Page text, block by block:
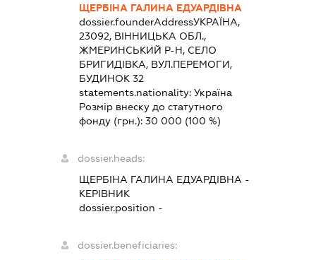
ЩЕРБІНА ГАЛИНА ЕДУАРДІВНА
dossier.founderAddressУКРАЇНА,
23092, ВІННИЦЬКА ОБЛ.,
ЖМЕРИНСЬКИЙ Р-Н, СЕЛО
БРИГИДІВКА, ВУЛ.ПЕРЕМОГИ,
БУДИНОК 32
statements.nationality:Україна
Розмір внеску до статутного
фонду (грн.):30 000 (100 %)
dossier.heads:
ЩЕРБІНА ГАЛИНА ЕДУАРДІВНА -
КЕРІВНИК
dossier.position -
dossier.beneficiaries: